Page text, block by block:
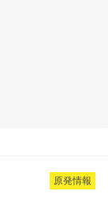
原発情報